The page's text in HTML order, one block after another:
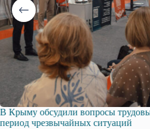
вопросы трудовых отношений в
ситуаций